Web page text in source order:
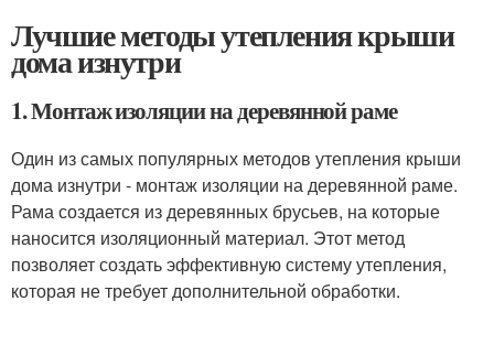
Лучшие методы утепления крыши
дома изнутри
1. Монтаж изоляции на деревянной раме
Один из самых популярных методов утепления крыши
дома изнутри - монтаж изоляции на деревянной раме.
Рама создается из деревянных брусьев, на которые
наносится изоляционный материал. Этот метод
позволяет создать эффективную систему утепления,
которая не требует дополнительной обработки.